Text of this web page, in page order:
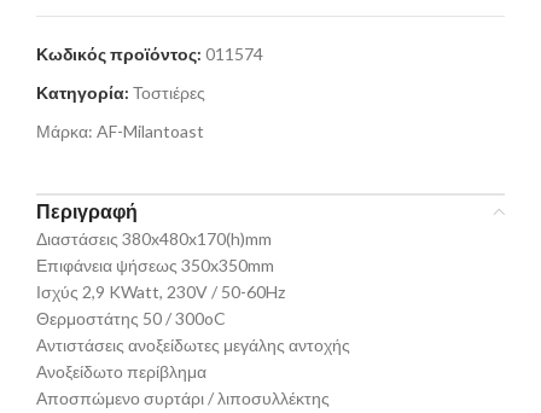
Κωδικός προϊόντος: 011574
Κατηγορία: Τοστιέρες
Μάρκα: AF-Milantoast
Περιγραφή
Διαστάσεις 380x480x170(h)mm
Επιφάνεια ψήσεως 350x350mm
Ισχύς 2,9 KWatt, 230V / 50-60Hz
Θερμοστάτης 50 / 300oC
Αντιστάσεις ανοξείδωτες μεγάλης αντοχής
Ανοξείδωτο περίβλημα
Αποσπώμενο συρτάρι / λιποσυλλέκτης